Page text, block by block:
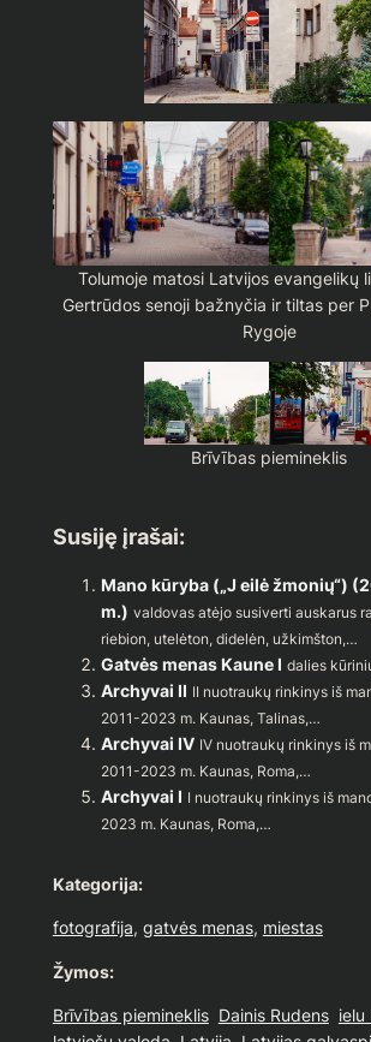
Tolumoje matosi Latvijos evangelikų
Gertrūdos senoji bažnyčia ir tiltas per
Rygoje
Brīvības piemineklis
Susiję įrašai:
Mano kūryba („J eilė žmonių“)
m.) valdovas atėjo susiverti auskarus
riebion, utelėton, didelėn, užkimšton,…
Gatvės menas Kaune I dalies
Archyvai II II nuotraukų rinkinys iš
2011-2023 m. Kaunas, Talinas,…
Archyvai IV IV nuotraukų rinkinys iš
2011-2023 m. Kaunas, Roma,…
Archyvai I I nuotraukų rinkinys iš
2023 m. Kaunas, Roma,…
Kategorija:
fotografija, gatvės menas, miestas
Žymos:
Brīvības piemineklis Dainis Rudens ielu